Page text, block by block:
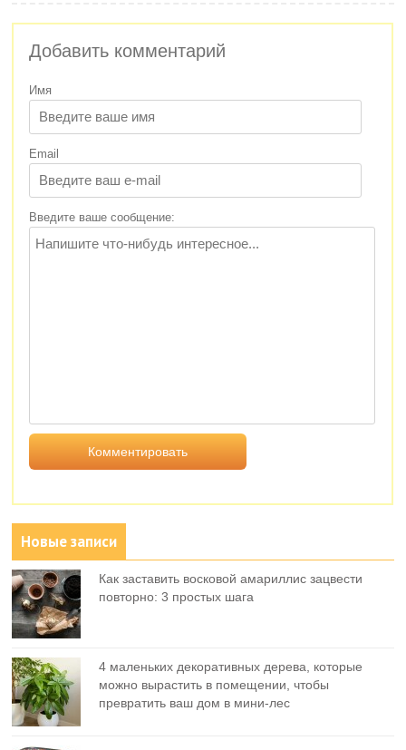
Добавить комментарий
Имя
Email
Введите ваше сообщение:
Новые записи
Как заставить восковой амариллис зацвести
повторно: 3 простых шага
4 маленьких декоративных дерева, которые
можно вырастить в помещении, чтобы
превратить ваш дом в мини-лес